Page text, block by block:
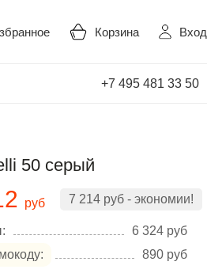
Корзина Вход
+7 495 481 33 50
50 серый
руб 7 214 руб - экономии!
6 324 руб
890 руб